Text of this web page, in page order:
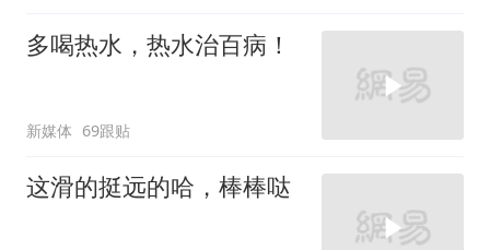
多喝热水，热水治百病！
新媒体 69跟贴
这滑的挺远的哈，棒棒哒